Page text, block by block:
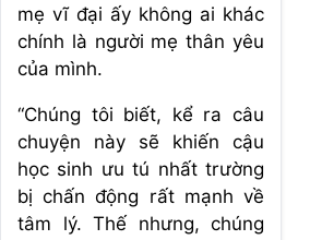
mẹ vĩ đại ấy không ai khác
chính là người mẹ thân yêu
của mình.
“Chúng tôi biết, kể ra câu
chuyện này sẽ khiến cậu
học sinh ưu tú nhất trường
bị chấn động rất mạnh về
tâm lý. Thế nhưng, chúng